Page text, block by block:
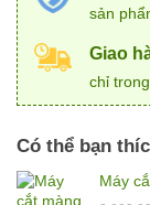
sản
Giao
chỉ
Có thể bạn
Máy